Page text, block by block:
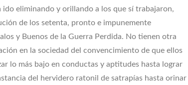
eliminando y orillando a los que sí trabajaron,
de los setenta, pronto e impunemente
y Buenos de la Guerra Perdida. No tienen otra
en la sociedad del convencimiento de que ellos
lo más bajo en conductas y aptitudes hasta lograr
del hervidero ratonil de satrapías hasta orinar